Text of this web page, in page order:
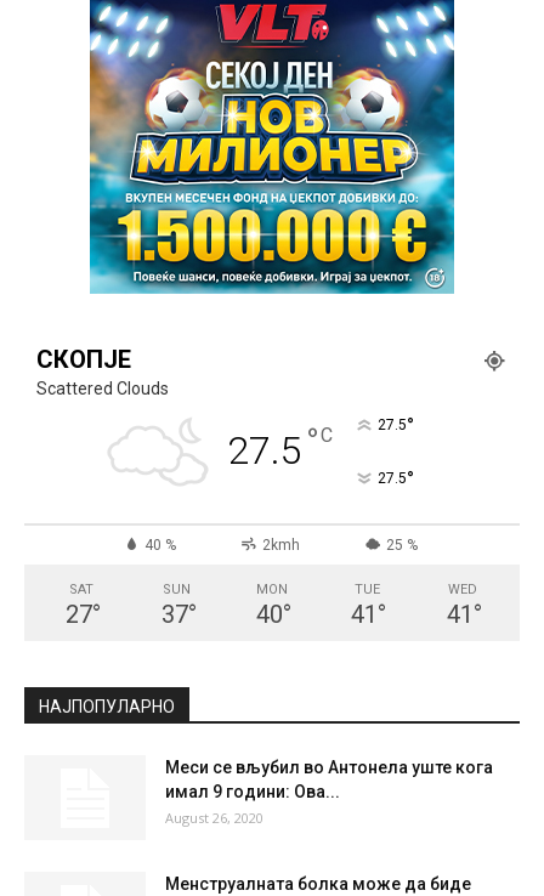
СКОПЈЕ
Scattered Clouds
27.5 °C 27.5°
27.5°
40 % 2kmh 25 %
SAT
27°
SUN
37°
MON
40°
TUE
41 °
WED
41 °
НАЈПОПУЛАРНО
Меси се вљубил во Антонела уште кога
имал 9 години: Ова...
August 26, 2020
Менструалната болка може да биде